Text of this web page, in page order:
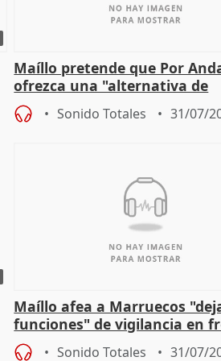
Maíllo pretende que Por
ofrezca una "alternativa de
gobierno" con su labor de
Sonido Totales 31/07/
Maíllo afea a Marruecos
funciones" de vigilancia en
con Ceuta
Sonido Totales 31/07/